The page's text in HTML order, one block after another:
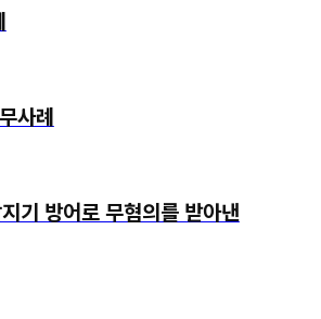
사례
기 방어로 무혐의를 받아낸